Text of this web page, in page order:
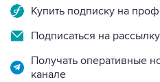
Купить подписку на
Подписаться на
Получать оперативные
канале